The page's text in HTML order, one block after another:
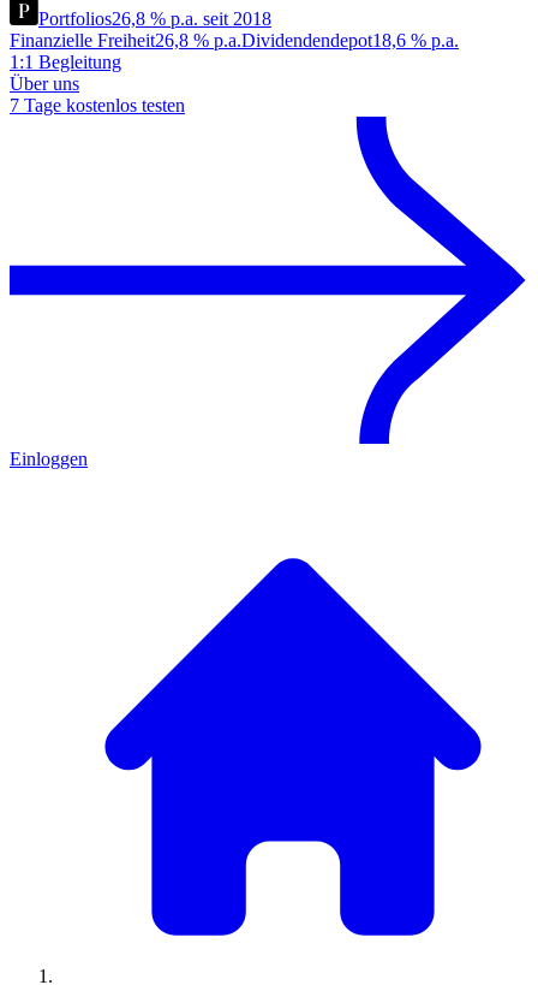
Portfolios26,8 % p.a. seit 2018
Finanzielle Freiheit26,8 % p.a.Dividendendepot18,6 % p.a.
1:1 Begleitung
Über uns
7 Tage kostenlos testen
Einloggen